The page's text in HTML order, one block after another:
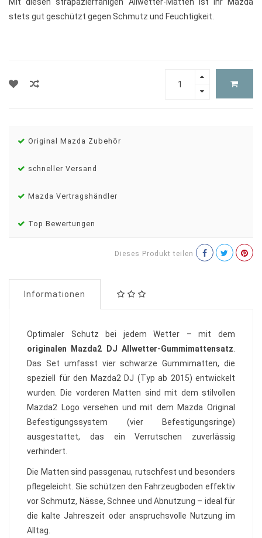
Mit diesen strapazierfähigen Allwetter-Matten ist Ihr Mazda
stets gut geschützt gegen Schmutz und Feuchtigkeit.
Original Mazda Zubehör
schneller Versand
Mazda Vertragshändler
Top Bewertungen
Dieses Produkt teilen
Informationen
Optimaler Schutz bei jedem Wetter – mit dem
originalen Mazda2 DJ Allwetter-Gummimattensatz.
Das Set umfasst vier schwarze Gummimatten, die
speziell für den Mazda2 DJ (Typ ab 2015) entwickelt
wurden. Die vorderen Matten sind mit dem stilvollen
Mazda2 Logo versehen und mit dem Mazda Original
Befestigungssystem (vier Befestigungsringe)
ausgestattet, das ein Verrutschen zuverlässig
verhindert.
Die Matten sind passgenau, rutschfest und besonders
pflegeleicht. Sie schützen den Fahrzeugboden effektiv
vor Schmutz, Nässe, Schnee und Abnutzung – ideal für
die kalte Jahreszeit oder anspruchsvolle Nutzung im
Alltag.